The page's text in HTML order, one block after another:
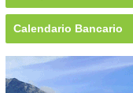
Calendario Bancario